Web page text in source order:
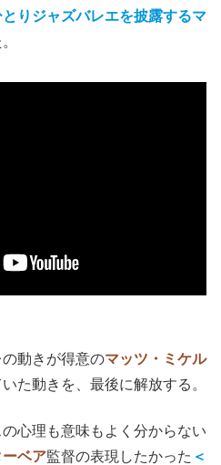
りジャズバレエを披露するマ
動きが得意のマッツ・ミケル
た動きを、最後に解放する。
心理も意味もよく分からない
ーベア監督の表現したかった ＜